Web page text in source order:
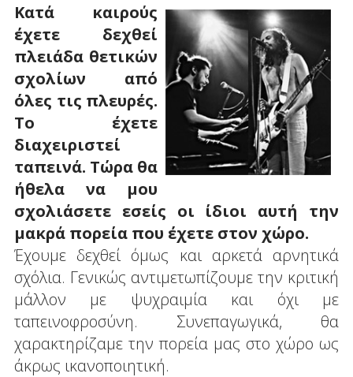
Κατά καιρούς
έχετε δεχθεί
πλειάδα θετικών
σχολίων από
όλες τις πλευρές.
Το έχετε
διαχειριστεί
ταπεινά. Τώρα θα
ήθελα να μου
σχολιάσετε εσείς οι ίδιοι αυτή την
μακρά πορεία που έχετε στον χώρο.
Έχουμε δεχθεί όμως και αρκετά αρνητικά
σχόλια. Γενικώς αντιμετωπίζουμε την κριτική
μάλλον με ψυχραιμία και όχι με
ταπεινοφροσύνη. Συνεπαγωγικά, θα
χαρακτηρίζαμε την πορεία μας στο χώρο ως
άκρως ικανοποιητική.